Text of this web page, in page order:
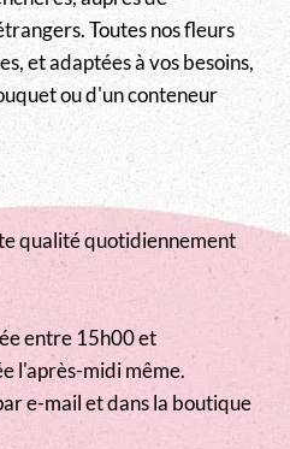
Toutes nos fleurs
et adaptées à vos besoins,
ou d'un conteneur
qualité quotidiennement
entre 15h00 et
l'après-midi même.
e-mail et dans la boutique